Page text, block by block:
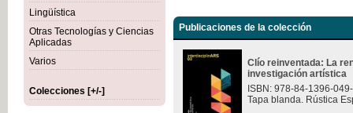
Lingüística
Otras Tecnologías y Ciencias
Aplicadas
Varios
Colecciones [+/-]
Publicaciones de la colección
Clío reinventada: La
investigación artística
ISBN: 978-84-1396-
Tapa blanda. Rústica